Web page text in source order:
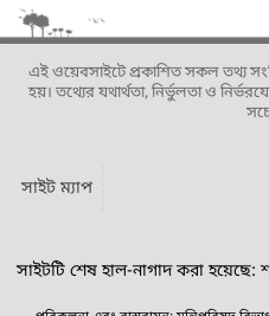
এই ওয়েবসাইটে প্রকাশিত সকল তথ্য
হয়। তথ্যের যথার্থতা, নির্ভুলতা ও
সাইট ম্যাপ
সাইটটি শেষ হাল-নাগাদ করা